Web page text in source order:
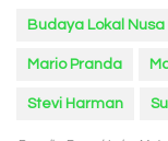
Budaya Lokal
Mario Pranda
Stevi Harman